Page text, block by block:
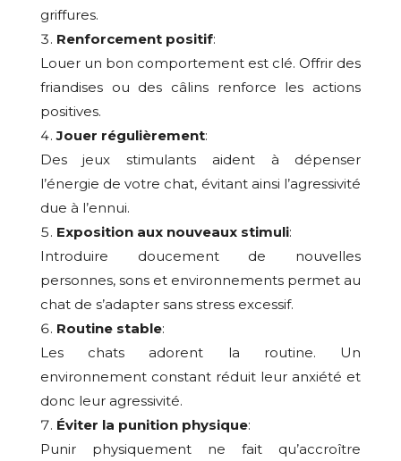
griffures.
Renforcement positif:
Louer un bon comportement est clé. Offrir des
friandises ou des câlins renforce les actions
positives.
Jouer régulièrement:
Des jeux stimulants aident à dépenser
l’énergie de votre chat, évitant ainsi l’agressivité
due à l’ennui.
Exposition aux nouveaux stimuli:
Introduire doucement de nouvelles
personnes, sons et environnements permet au
chat de s’adapter sans stress excessif.
Routine stable:
Les chats adorent la routine. Un
environnement constant réduit leur anxiété et
donc leur agressivité.
Éviter la punition physique:
Punir physiquement ne fait qu’accroître